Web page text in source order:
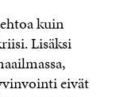
kuin
Lisäksi
eivät